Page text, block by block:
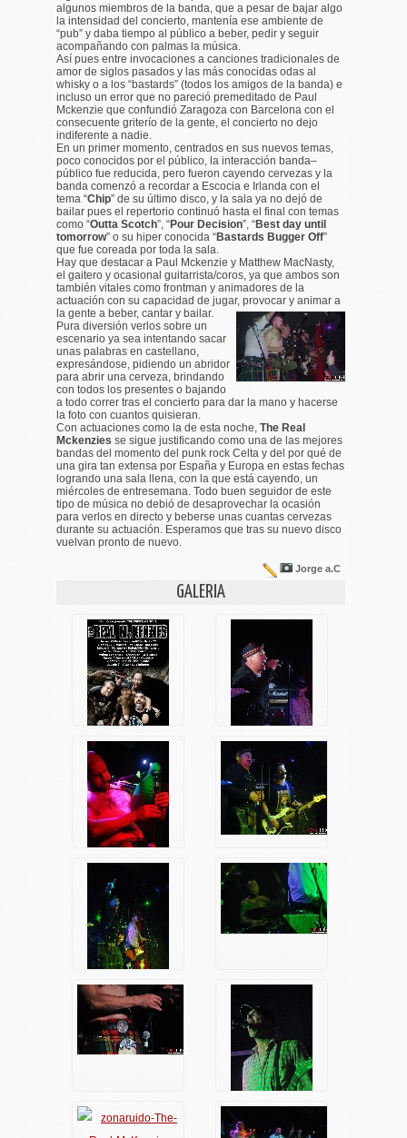
algunos miembros de la banda, que a pesar de bajar algo
la intensidad del concierto, mantenía ese ambiente de
“pub” y daba tiempo al público a beber, pedir y seguir
acompañando con palmas la música.
Así pues entre invocaciones a canciones tradicionales de
amor de siglos pasados y las más conocidas odas al
whisky o a los “bastards” (todos los amigos de la banda) e
incluso un error que no pareció premeditado de Paul
Mckenzie que confundió Zaragoza con Barcelona con el
consecuente griterío de la gente, el concierto no dejo
indiferente a nadie.
En un primer momento, centrados en sus nuevos temas,
poco conocidos por el público, la interacción banda–
público fue reducida, pero fueron cayendo cervezas y la
banda comenzó a recordar a Escocia e Irlanda con el
tema “Chip” de su último disco, y la sala ya no dejó de
bailar pues el repertorio continuó hasta el final con temas
como “Outta Scotch”, “Pour Decision”, “Best day until
tomorrow” o su hiper conocida “Bastards Bugger Off”
que fue coreada por toda la sala.
Hay que destacar a Paul Mckenzie y Matthew MacNasty,
el gaitero y ocasional guitarrista/coros, ya que ambos son
también vitales como frontman y animadores de la
actuación con su capacidad de jugar, provocar y animar a
la gente a beber, cantar y bailar.
Pura diversión verlos sobre un
escenario ya sea intentando sacar
unas palabras en castellano,
expresándose, pidiendo un abridor
para abrir una cerveza, brindando
con todos los presentes o bajando
a todo correr tras el concierto para dar la mano y hacerse
la foto con cuantos quisieran.
Con actuaciones como la de esta noche, The Real
Mckenzies se sigue justificando como una de las mejores
bandas del momento del punk rock Celta y del por qué de
una gira tan extensa por España y Europa en estas fechas
logrando una sala llena, con la que está cayendo, un
miércoles de entresemana. Todo buen seguidor de este
tipo de música no debió de desaprovechar la ocasión
para verlos en directo y beberse unas cuantas cervezas
durante su actuación. Esperamos que tras su nuevo disco
vuelvan pronto de nuevo.
Jorge a.C
GALERIA